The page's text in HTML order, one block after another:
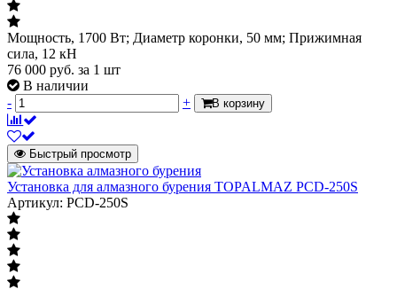
Мощность, 1700 Вт; Диаметр коронки, 50 мм; Прижимная
сила, 12 кН
76 000 руб. за 1 шт
В наличии
-
+ В корзину
Быстрый просмотр
Установка для алмазного бурения TOPALMAZ PCD-250S
Артикул: PCD-250S